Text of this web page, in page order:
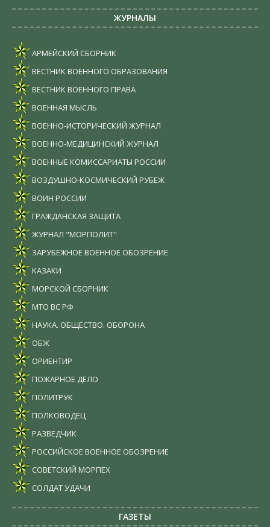
ЖУРНАЛЫ
АРМЕЙСКИЙ СБОРНИК
ВЕСТНИК ВОЕННОГО ОБРАЗОВАНИЯ
ВЕСТНИК ВОЕННОГО ПРАВА
ВОЕННАЯ МЫСЛЬ
ВОЕННО-ИСТОРИЧЕСКИЙ ЖУРНАЛ
ВОЕННО-МЕДИЦИНСКИЙ ЖУРНАЛ
ВОЕННЫЕ КОМИССАРИАТЫ РОССИИ
ВОЗДУШНО-КОСМИЧЕСКИЙ РУБЕЖ
ВОИН РОССИИ
ГРАЖДАНСКАЯ ЗАЩИТА
ЖУРНАЛ "МОРПОЛИТ"
ЗАРУБЕЖНОЕ ВОЕННОЕ ОБОЗРЕНИЕ
КАЗАКИ
МОРСКОЙ СБОРНИК
МТО ВС РФ
НАУКА. ОБЩЕСТВО. ОБОРОНА
ОБЖ
ОРИЕНТИР
ПОЖАРНОЕ ДЕЛО
ПОЛИТРУК
ПОЛКОВОДЕЦ
РАЗВЕДЧИК
РОССИЙСКОЕ ВОЕННОЕ ОБОЗРЕНИЕ
СОВЕТСКИЙ МОРПЕХ
СОЛДАТ УДАЧИ
ГАЗЕТЫ